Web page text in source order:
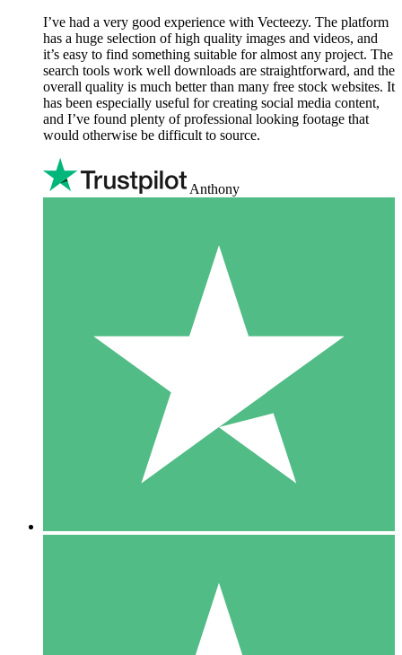
I’ve had a very good experience with Vecteezy. The platform
has a huge selection of high quality images and videos, and
it’s easy to find something suitable for almost any project. The
search tools work well downloads are straightforward, and the
overall quality is much better than many free stock websites. It
has been especially useful for creating social media content,
and I’ve found plenty of professional looking footage that
would otherwise be difficult to source.
Anthony